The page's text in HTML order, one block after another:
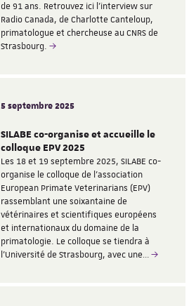
de 91 ans. Retrouvez ici l'interview sur
Radio Canada, de Charlotte Canteloup,
primatologue et chercheuse au CNRS de
Strasbourg.
5 septembre 2025
SILABE co-organise et accueille le
colloque EPV 2025
Les 18 et 19 septembre 2025, SILABE co-
organise le colloque de l'association
European Primate Veterinarians (EPV)
rassemblant une soixantaine de
vétérinaires et scientifiques européens
et internationaux du domaine de la
primatologie. Le colloque se tiendra à
l'Université de Strasbourg, avec une…